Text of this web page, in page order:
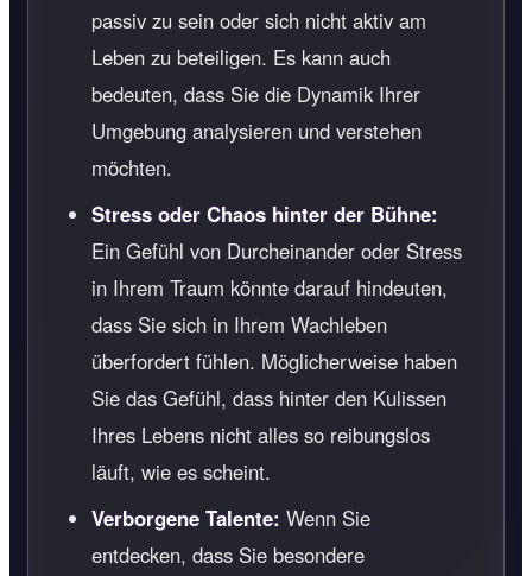
passiv zu sein oder sich nicht aktiv am
Leben zu beteiligen. Es kann auch
bedeuten, dass Sie die Dynamik Ihrer
Umgebung analysieren und verstehen
möchten.
Stress oder Chaos hinter der Bühne:
Ein Gefühl von Durcheinander oder Stress
in Ihrem Traum könnte darauf hindeuten,
dass Sie sich in Ihrem Wachleben
überfordert fühlen. Möglicherweise haben
Sie das Gefühl, dass hinter den Kulissen
Ihres Lebens nicht alles so reibungslos
läuft, wie es scheint.
Verborgene Talente: Wenn Sie
entdecken, dass Sie besondere